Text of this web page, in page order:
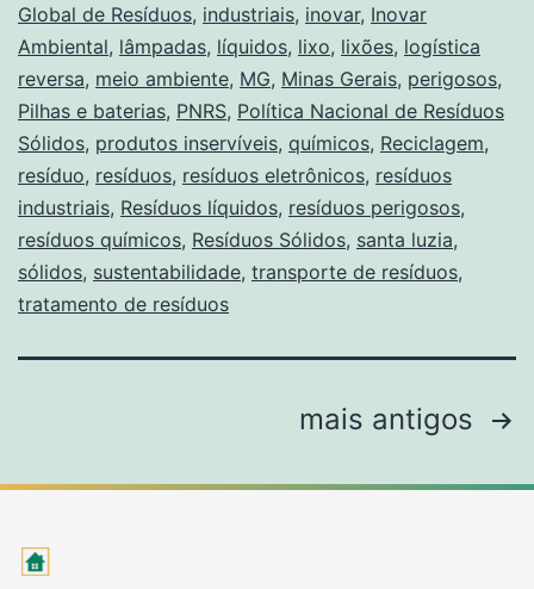
Global de Resíduos, industriais, inovar, Inovar
Ambiental, lâmpadas, líquidos, lixo, lixões, logística
reversa, meio ambiente, MG, Minas Gerais, perigosos,
Pilhas e baterias, PNRS, Política Nacional de Resíduos
Sólidos, produtos inservíveis, químicos, Reciclagem,
resíduo, resíduos, resíduos eletrônicos, resíduos
industriais, Resíduos líquidos, resíduos perigosos,
resíduos químicos, Resíduos Sólidos, santa luzia,
sólidos, sustentabilidade, transporte de resíduos,
tratamento de resíduos
mais antigos